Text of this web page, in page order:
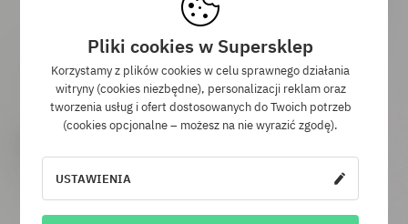
Pliki cookies w Supersklep
Korzystamy z plików cookies w celu sprawnego działania
witryny (cookies niezbędne), personalizacji reklam oraz
tworzenia usług i ofert dostosowanych do Twoich potrzeb
(cookies opcjonalne – możesz na nie wyrazić zgodę).
USTAWIENIA